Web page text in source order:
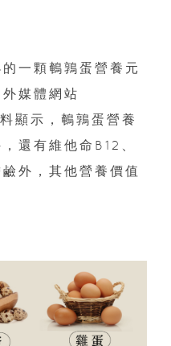
一顆鵪鶉蛋營養元
媒體網站
顯示，鵪鶉蛋營養
還有維他命B12、
外，其他營養價值